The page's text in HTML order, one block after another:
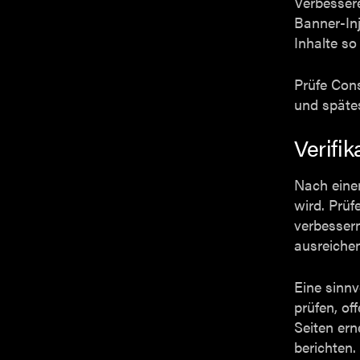
Banner-
Inhalte
Prüfe
und
Nach
wird.
Eine
prüfen,
Seiten
berichten.